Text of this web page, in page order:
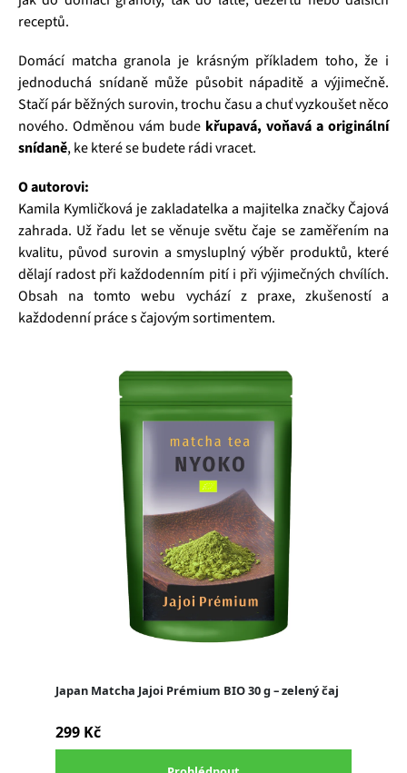
receptů.
Domácí matcha granola je krásným příkladem toho, že i
jednoduchá snídaně může působit nápaditě a výjimečně.
Stačí pár běžných surovin, trochu času a chuť vyzkoušet něco
nového. Odměnou vám bude křupavá, voňavá a originální
snídaně, ke které se budete rádi vracet.
O autorovi:
Kamila Kymličková je zakladatelka a majitelka značky Čajová
zahrada. Už řadu let se věnuje světu čaje se zaměřením na
kvalitu, původ surovin a smysluplný výběr produktů, které
dělají radost při každodenním pití i při výjimečných chvílích.
Obsah na tomto webu vychází z praxe, zkušeností a
každodenní práce s čajovým sortimentem.